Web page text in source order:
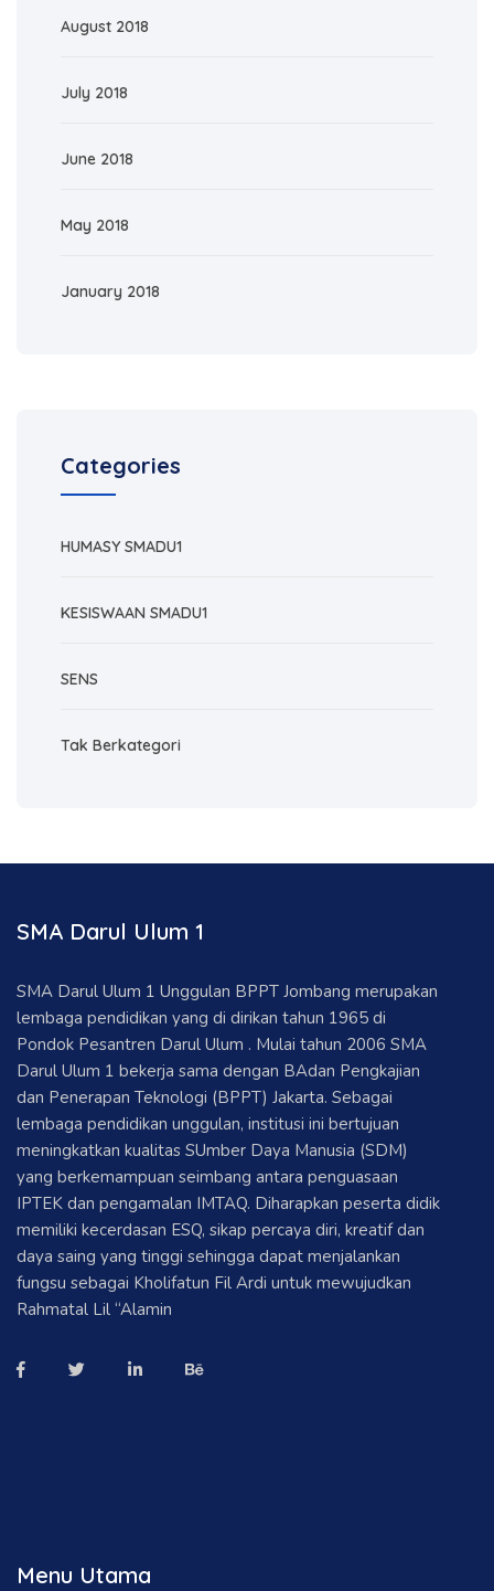
August 2018
July 2018
June 2018
May 2018
January 2018
Categories
HUMASY SMADU1
KESISWAAN SMADU1
SENS
Tak Berkategori
SMA Darul Ulum 1
SMA Darul Ulum 1 Unggulan BPPT Jombang merupakan
lembaga pendidikan yang di dirikan tahun 1965 di
Pondok Pesantren Darul Ulum . Mulai tahun 2006 SMA
Darul Ulum 1 bekerja sama dengan BAdan Pengkajian
dan Penerapan Teknologi (BPPT) Jakarta. Sebagai
lembaga pendidikan unggulan, institusi ini bertujuan
meningkatkan kualitas SUmber Daya Manusia (SDM)
yang berkemampuan seimbang antara penguasaan
IPTEK dan pengamalan IMTAQ. Diharapkan peserta didik
memiliki kecerdasan ESQ, sikap percaya diri, kreatif dan
daya saing yang tinggi sehingga dapat menjalankan
fungsu sebagai Kholifatun Fil Ardi untuk mewujudkan
Rahmatal Lil “Alamin
Menu Utama